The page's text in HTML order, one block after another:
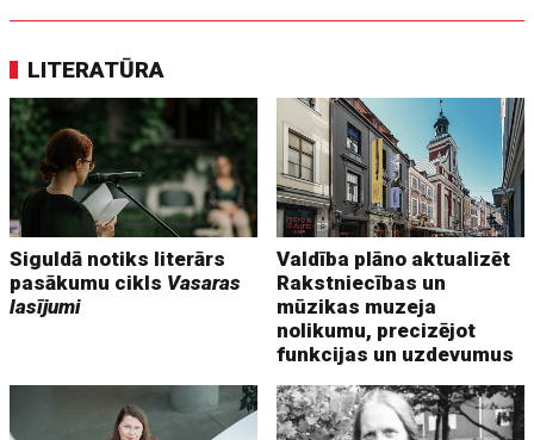
LITERATŪRA
Siguldā notiks literārs
pasākumu cikls Vasaras
lasījumi
Valdība plāno aktualizēt
Rakstniecības un
mūzikas muzeja
nolikumu, precizējot
funkcijas un uzdevumus